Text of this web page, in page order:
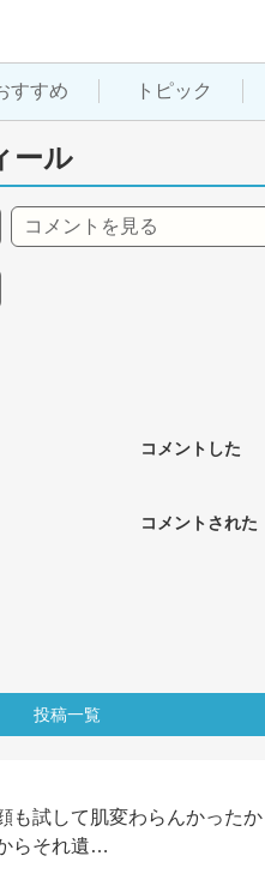
すすめ トピック
ール
コメントを見る
コメントした
コメントされた
投稿一覧
も試して肌変わらんかった
らそれ遺…